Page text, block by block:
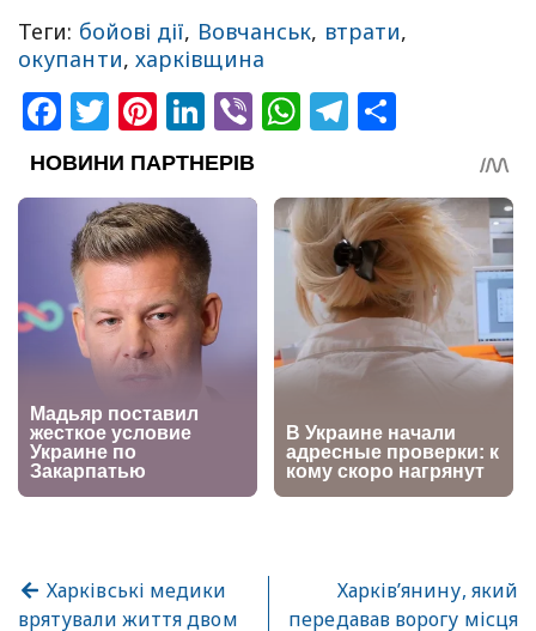
Теги: бойові дії, Вовчанськ, втрати,
окупанти, харківщина
Facebook
Twitter
Pinterest
LinkedIn
ViberWhatsApp
Telegram
Харківські медики
врятували життя двом
Харківʼянину, який
передавав ворогу місця